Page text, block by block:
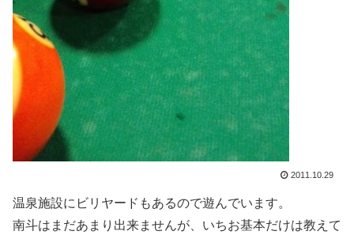
2011.10.29
温泉施設にビリヤードもあるので遊んでいます。
南斗はまだあまり出来ませんが、いちお基本だけは教えて